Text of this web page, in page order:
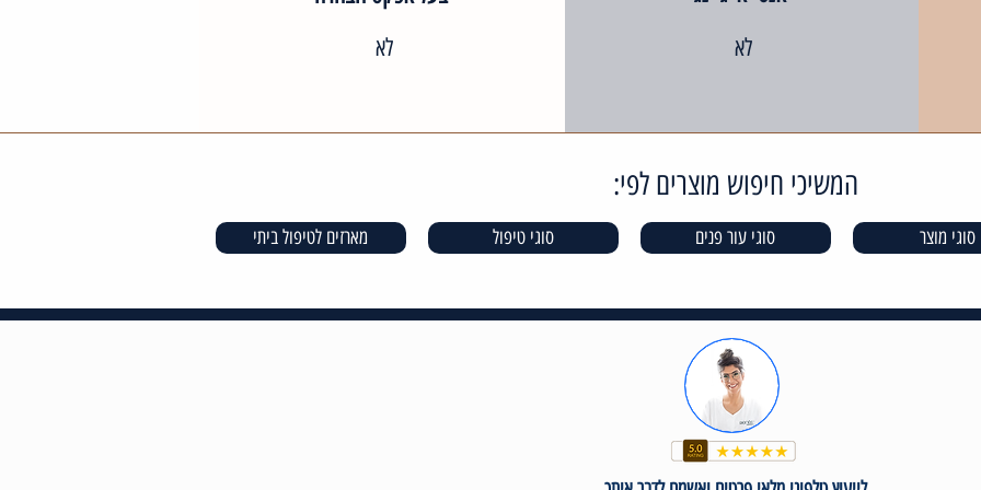
לא
לא
המשיכי חיפוש מוצרים לפי:
סוגי מוצר סוגי עור פנים סוגי טיפול מארזים לטיפול ביתי